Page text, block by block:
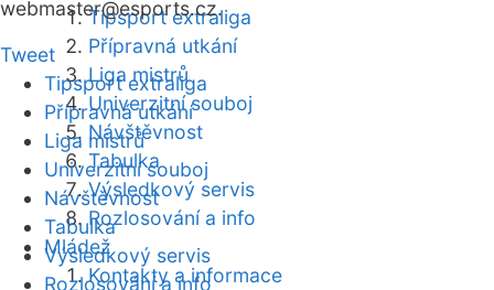
Tipsport extraliga
Přípravná utkání
Liga mistrů
Univerzitní souboj
Návštěvnost
Tabulka
Výsledkový servis
Rozlosování a info
Mládež
Kontakty a informace
webmaster@esports.cz.
Tweet
Tipsport extraliga
Přípravná utkání
Liga mistrů
Univerzitní souboj
Návštěvnost
Tabulka
Výsledkový servis
Rozlosování a info